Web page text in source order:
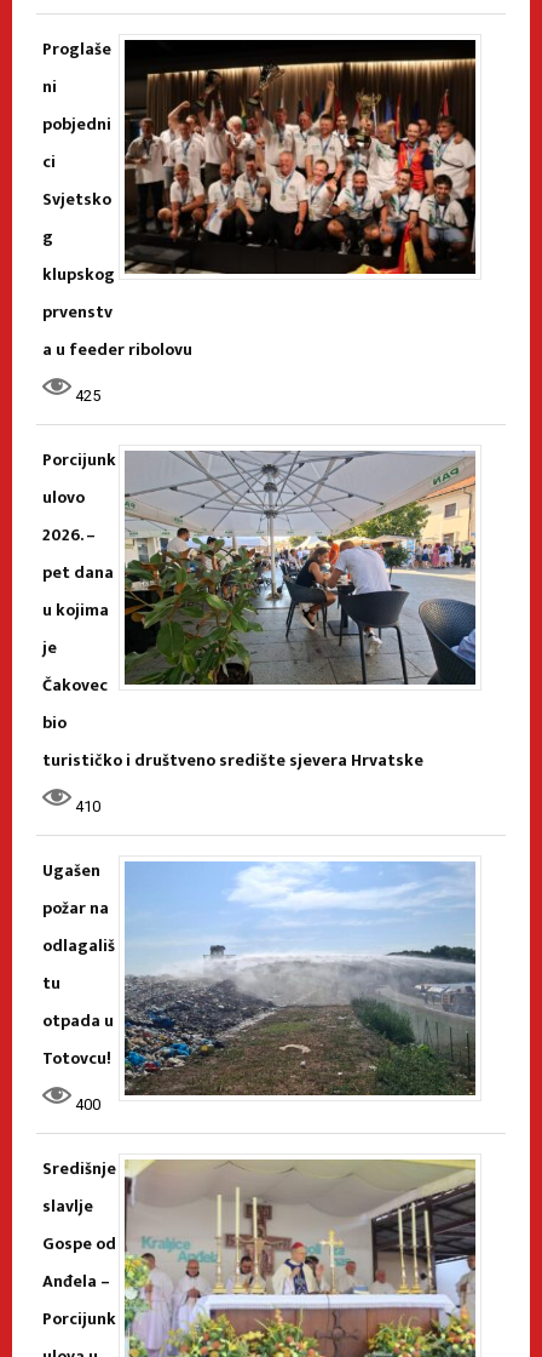
Proglaše
ni
pobjedni
ci
Svjetsko
g
klupskog
prvenstv
a u feeder ribolovu
425
Porcijunk
ulovo
2026. –
pet dana
u kojima
je
Čakovec
bio
turističko i društveno središte sjevera Hrvatske
410
Ugašen
požar na
odlagališ
tu
otpada u
Totovcu!
400
Središnje
slavlje
Gospe od
Anđela –
Porcijunk